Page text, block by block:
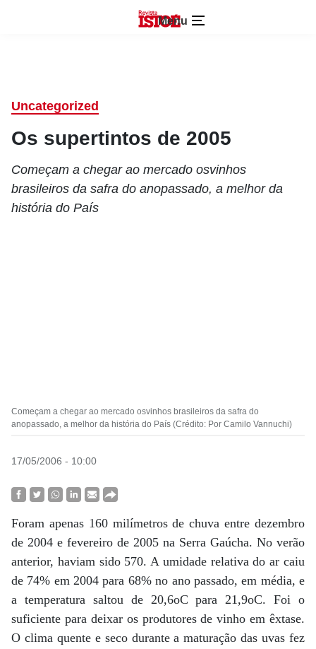
Menu
Uncategorized
Os supertintos de 2005
Começam a chegar ao mercado osvinhos
brasileiros da safra do anopassado, a melhor da
história do País
Começam a chegar ao mercado osvinhos brasileiros da safra do
anopassado, a melhor da história do País (Crédito: Por Camilo Vannuchi)
17/05/2006 - 10:00
Foram apenas 160 milímetros de chuva entre dezembro
de 2004 e fevereiro de 2005 na Serra Gaúcha. No verão
anterior, haviam sido 570. A umidade relativa do ar caiu
de 74% em 2004 para 68% no ano passado, em média, e
a temperatura saltou de 20,6oC para 21,9oC. Foi o
suficiente para deixar os produtores de vinho em êxtase.
O clima quente e seco durante a maturação das uvas fez